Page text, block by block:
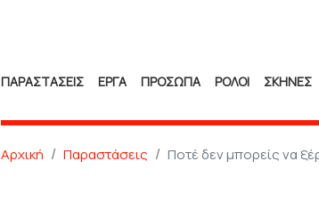
ΠΑΡΑΣΤΑΣΕΙΣ ΕΡΓΑ ΠΡΟΣΩΠΑ ΡΟΛΟΙ ΣΚΗΝΕΣ
Αρχική Παραστάσεις Ποτέ δεν μπορείς να